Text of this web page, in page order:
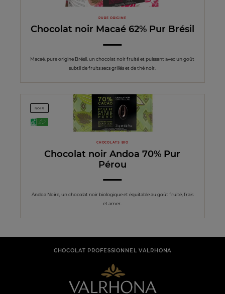
PURE ORIGINE
Chocolat noir Macaé 62% Pur Brésil
Macaé, pure origine Brésil, un chocolat noir fruité et puissant avec un goût
subtil de fruits secs grillés et de thé noir.
NOIR
CHOCOLATS BIO
Chocolat noir Andoa 70% Pur
Pérou
Andoa Noire, un chocolat noir biologique et équitable au goût fruité, frais
et amer.
CHOCOLAT PROFESSIONNEL VALRHONA